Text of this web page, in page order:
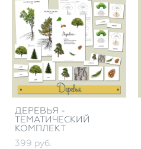
ДЕРЕВЬЯ -
ТЕМАТИЧЕСКИЙ
КОМПЛЕКТ
399 pуб.